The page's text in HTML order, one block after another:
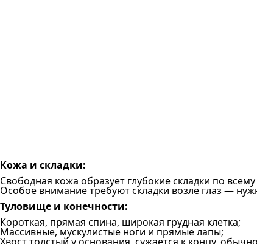
Кожа и складки:
Свободная кожа образует глубокие складки по
Особое внимание требуют складки возле глаз —
Туловище и конечности:
Короткая, прямая спина, широкая грудная клетка;
Массивные, мускулистые ноги и прямые лапы;